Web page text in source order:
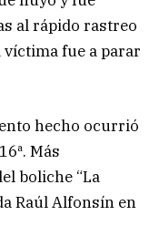
al rápido rastreo
víctima fue a parar
hecho ocurrió
Más
boliche “La
Raúl Alfonsín en